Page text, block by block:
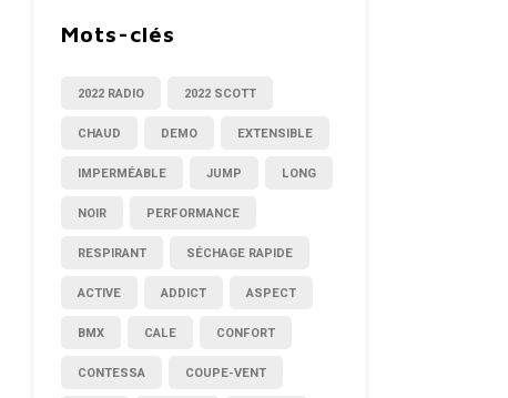
Mots-clés
2022 RADIO 2022 SCOTT
CHAUD DEMO EXTENSIBLE
IMPERMÉABLE JUMP LONG
NOIR PERFORMANCE
RESPIRANT SÉCHAGE RAPIDE
ACTIVE ADDICT ASPECT
BMX CALE CONFORT
CONTESSA COUPE-VENT